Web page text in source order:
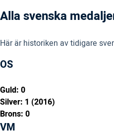
Alla svenska
Här är historiken av tidigare
OS
Guld: 0
Silver: 1 (2016)
Brons: 0
VM